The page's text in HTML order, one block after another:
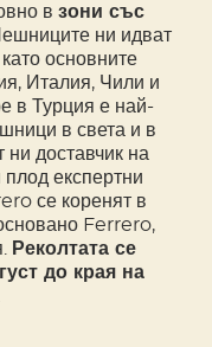
в зони със
ни идват
основните
Италия, Чили и
в Турция е най-
в света и в
ни доставчик на
експертни
се коренят в
Ferrero,
Реколтата се
до края на